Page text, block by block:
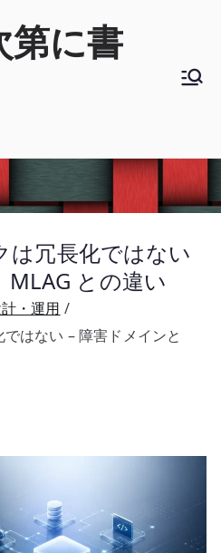
第に書
は冗長化ではない
との違い
・運用
はない – 障害ドメインと